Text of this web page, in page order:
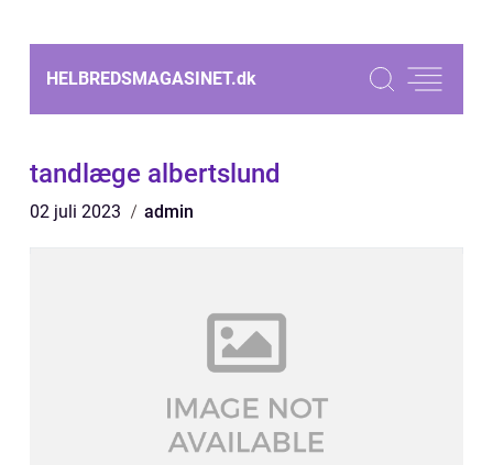
HELBREDSMAGASINET.dk
tandlæge albertslund
02 juli 2023 admin